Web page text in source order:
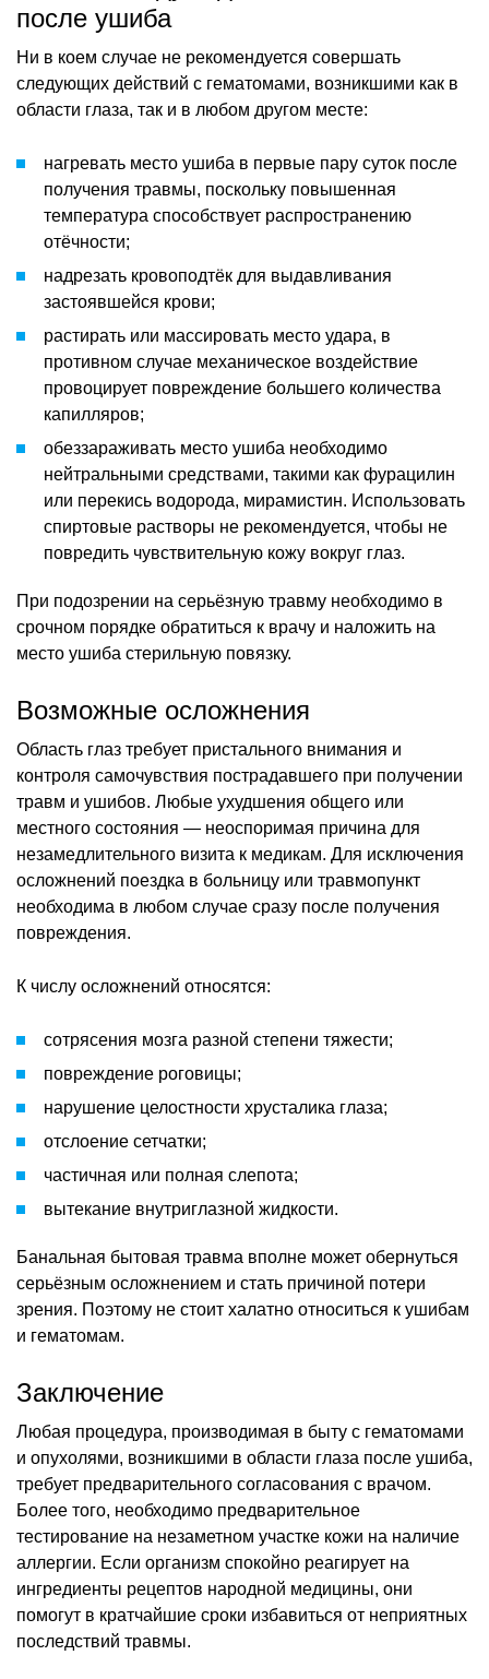
после ушиба
Ни в коем случае не рекомендуется совершать
следующих действий с гематомами, возникшими как в
области глаза, так и в любом другом месте:
нагревать место ушиба в первые пару суток после
получения травмы, поскольку повышенная
температура способствует распространению
отёчности;
надрезать кровоподтёк для выдавливания
застоявшейся крови;
растирать или массировать место удара, в
противном случае механическое воздействие
провоцирует повреждение большего количества
капилляров;
обеззараживать место ушиба необходимо
нейтральными средствами, такими как фурацилин
или перекись водорода, мирамистин. Использовать
спиртовые растворы не рекомендуется, чтобы не
повредить чувствительную кожу вокруг глаз.
При подозрении на серьёзную травму необходимо в
срочном порядке обратиться к врачу и наложить на
место ушиба стерильную повязку.
Возможные осложнения
Область глаз требует пристального внимания и
контроля самочувствия пострадавшего при получении
травм и ушибов. Любые ухудшения общего или
местного состояния — неоспоримая причина для
незамедлительного визита к медикам. Для исключения
осложнений поездка в больницу или травмопункт
необходима в любом случае сразу после получения
повреждения.
К числу осложнений относятся:
сотрясения мозга разной степени тяжести;
повреждение роговицы;
нарушение целостности хрусталика глаза;
отслоение сетчатки;
частичная или полная слепота;
вытекание внутриглазной жидкости.
Банальная бытовая травма вполне может обернуться
серьёзным осложнением и стать причиной потери
зрения. Поэтому не стоит халатно относиться к ушибам
и гематомам.
Заключение
Любая процедура, производимая в быту с гематомами
и опухолями, возникшими в области глаза после ушиба,
требует предварительного согласования с врачом.
Более того, необходимо предварительное
тестирование на незаметном участке кожи на наличие
аллергии. Если организм спокойно реагирует на
ингредиенты рецептов народной медицины, они
помогут в кратчайшие сроки избавиться от неприятных
последствий травмы.